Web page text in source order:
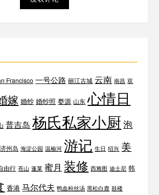
Francisco 一号公路 丽江古城 云南 南昌 双
嫁 婚纱 婚纱照 婺源 山东 心情日
普吉岛 杨氏私家小厨 泡
济州岛 海淀公园 温榆河 游记 生日 绍兴 美
由行 苍山 蓬莱 蜜月 装修 西雅图 迪士尼 韩
香港 马尔代夫 鸭血粉丝汤 黑松白鹿 鼓楼